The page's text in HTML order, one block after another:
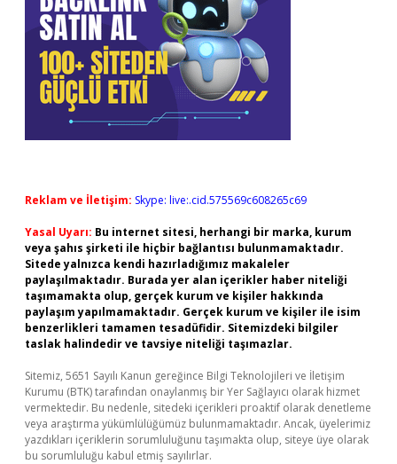
Reklam ve İletişim: Skype: live:.cid.575569c608265c69
Yasal Uyarı: Bu internet sitesi, herhangi bir marka, kurum
veya şahıs şirketi ile hiçbir bağlantısı bulunmamaktadır.
Sitede yalnızca kendi hazırladığımız makaleler
paylaşılmaktadır. Burada yer alan içerikler haber niteliği
taşımamakta olup, gerçek kurum ve kişiler hakkında
paylaşım yapılmamaktadır. Gerçek kurum ve kişiler ile isim
benzerlikleri tamamen tesadüfidir. Sitemizdeki bilgiler
taslak halindedir ve tavsiye niteliği taşımazlar.
Sitemiz, 5651 Sayılı Kanun gereğince Bilgi Teknolojileri ve İletişim
Kurumu (BTK) tarafından onaylanmış bir Yer Sağlayıcı olarak hizmet
vermektedir. Bu nedenle, sitedeki içerikleri proaktif olarak denetleme
veya araştırma yükümlülüğümüz bulunmamaktadır. Ancak, üyelerimiz
yazdıkları içeriklerin sorumluluğunu taşımakta olup, siteye üye olarak
bu sorumluluğu kabul etmiş sayılırlar.